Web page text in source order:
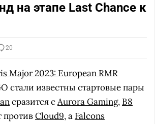
на этапе Last Chance к
20
Major 2023: European RMR
стали известны стартовые пары
сразится сAurora Gaming, B8
противCloud9, а Falcons